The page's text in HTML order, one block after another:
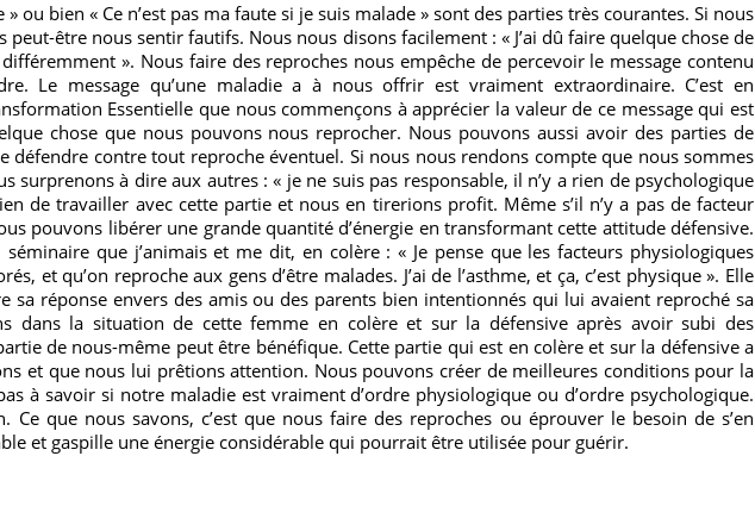
» ou bien « Ce n’est pas ma faute si je suis malade » sont des parties très courantes. Si nous
être nous sentir fautifs. Nous nous disons facilement : « J’ai dû faire quelque chose de
différemment ». Nous faire des reproches nous empêche de percevoir le message contenu
Le message qu’une maladie a à nous offrir est vraiment extraordinaire. C’est en
Essentielle que nous commençons à apprécier la valeur de ce message qui est
chose que nous pouvons nous reprocher. Nous pouvons aussi avoir des parties de
défendre contre tout reproche éventuel. Si nous nous rendons compte que nous sommes
surprenons à dire aux autres : « je ne suis pas responsable, il n’y a rien de psychologique
de travailler avec cette partie et nous en tirerions profit. Même s’il n’y a pas de facteur
pouvons libérer une grande quantité d’énergie en transformant cette attitude défensive.
que j’animais et me dit, en colère : « Je pense que les facteurs physiologiques
et qu’on reproche aux gens d’être malades. J’ai de l’asthme, et ça, c’est physique ». Elle
sa réponse envers des amis ou des parents bien intentionnés qui lui avaient reproché sa
dans la situation de cette femme en colère et sur la défensive après avoir subi des
de nous-même peut être bénéfique. Cette partie qui est en colère et sur la défensive a
et que nous lui prêtions attention. Nous pouvons créer de meilleures conditions pour la
à savoir si notre maladie est vraiment d’ordre physiologique ou d’ordre psychologique.
Ce que nous savons, c’est que nous faire des reproches ou éprouver le besoin de s’en
et gaspille une énergie considérable qui pourrait être utilisée pour guérir.